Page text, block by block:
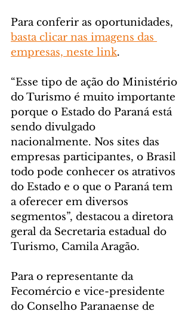
Para conferir as oportunidades,
basta clicar nas imagens das
empresas, neste link.
“Esse tipo de ação do Ministério
do Turismo é muito importante
porque o Estado do Paraná está
sendo divulgado
nacionalmente. Nos sites das
empresas participantes, o Brasil
todo pode conhecer os atrativos
do Estado e o que o Paraná tem
a oferecer em diversos
segmentos”, destacou a diretora
geral da Secretaria estadual do
Turismo, Camila Aragão.
Para o representante da
Fecomércio e vice-presidente
do Conselho Paranaense de